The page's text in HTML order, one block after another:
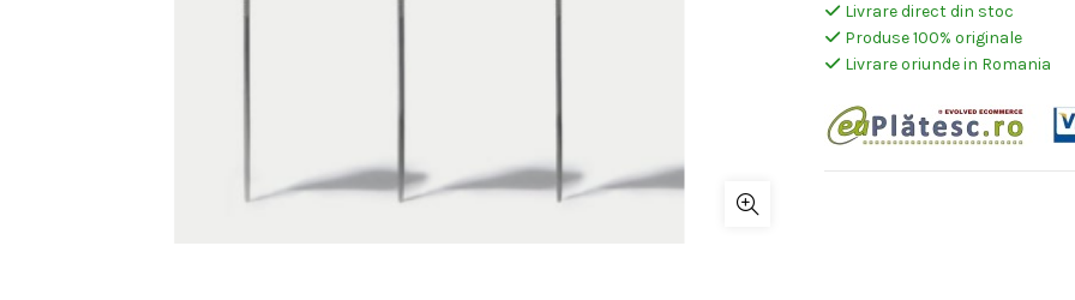
Livrare direct din stoc
Produse 100% originale
Livrare oriunde in Romania